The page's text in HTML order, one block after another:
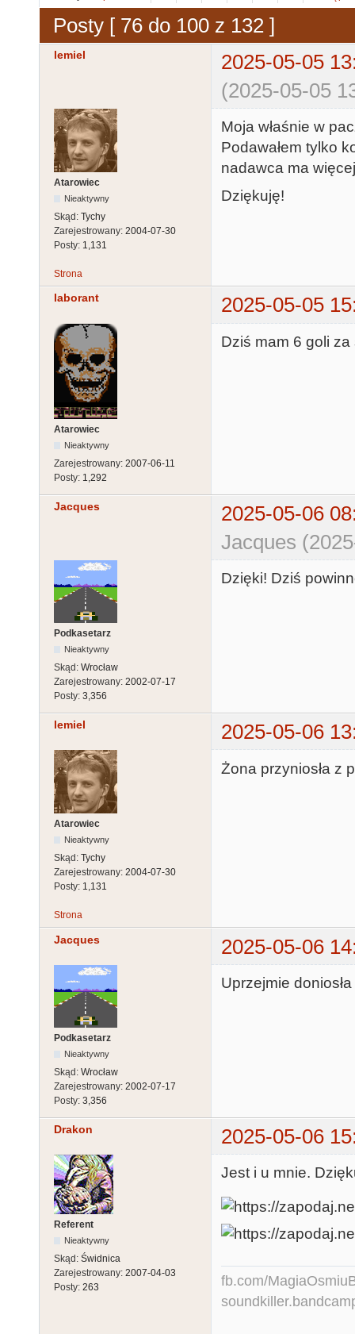
Posty [ 76 do 100 z 132 ]
lemiel
2025-05-05
(2025-05-05
Atarowiec
Nieaktywny
Skąd: Tychy
Zarejestrowany: 2004-07-30
Posty: 1,131
Moja właśnie w
Podawałem tylko
nadawca ma
Dziękuję!
Strona
laborant 2025-05-05
Atarowiec
Nieaktywny
Zarejestrowany: 2007-06-11
Posty: 1,292
Dziś mam 6 goli
Jacques
2025-05-06
Jacques
Podkasetarz
Nieaktywny
Skąd: Wrocław
Zarejestrowany: 2002-07-17
Posty: 3,356
Dzięki! Dziś
lemiel 2025-05-06
Atarowiec
Nieaktywny
Skąd: Tychy
Zarejestrowany: 2004-07-30
Posty: 1,131
Żona przyniosła z
Strona
Jacques 2025-05-06
Podkasetarz
Nieaktywny
Skąd: Wrocław
Zarejestrowany: 2002-07-17
Posty: 3,356
Uprzejmie
Drakon 2025-05-06
Referent
Nieaktywny
Skąd: Świdnica
Zarejestrowany: 2007-04-03
Posty: 263
Jest i u mnie.
fb.com/